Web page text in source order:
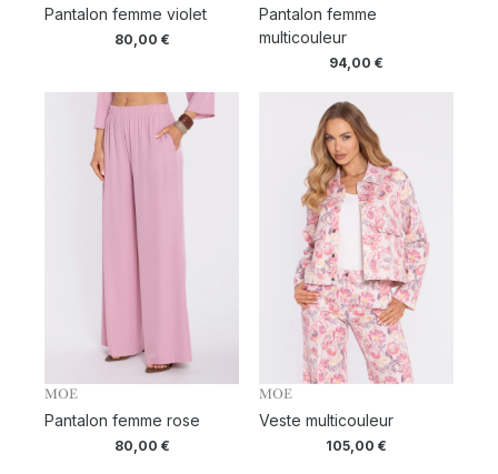
Pantalon femme violet
80,00 €
Pantalon femme
multicouleur
94,00 €
MOE
Pantalon femme rose
80,00 €
MOE
Veste multicouleur
105,00 €